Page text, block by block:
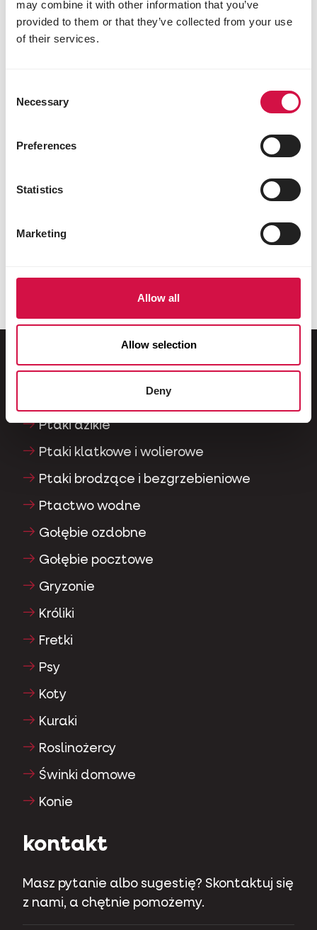
may combine it with other information that you’ve
provided to them or that they’ve collected from your use
of their services.
Selection
Necessary
Preferences
Statistics
Marketing
Allow all
Allow selection
Deny
WhatsApp
Wybrany dla ciebie
Dla Twojego zwierzaka
Ptaki dzikie
Ptaki klatkowe i wolierowe
Ptaki brodzące i bezgrzebieniowe
Ptactwo wodne
Gołębie ozdobne
Gołębie pocztowe
Gryzonie
Króliki
Fretki
Psy
Koty
Kuraki
Roslinożercy
Świnki domowe
Konie
kontakt
Masz pytanie albo sugestię? Skontaktuj się
z nami, a chętnie pomożemy.